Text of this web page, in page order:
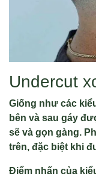
Undercut
Giống như các
bên và sau gáy
sẽ và gọn gàng.
trên, đặc biệt khi
Điểm nhấn của